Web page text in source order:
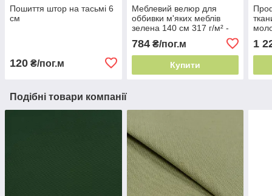
Пошиття штор на тасьмі 6
см
120 ₴/пог.м
Меблевий велюр для
оббивки м'яких меблів
зелена 140 см 317 г/м² -
меблів
784₴/пог.м
Купити
1
Подібні товари компанії